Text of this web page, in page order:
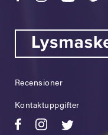
Recensioner
Kontaktuppgifter